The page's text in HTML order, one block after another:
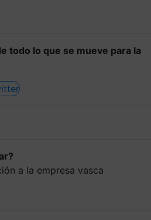
todo lo que se mueve para la
a la empresa vasca